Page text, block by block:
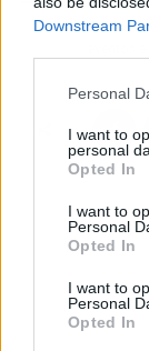
Downstream
Personal
I want to
personal
Opted In
I want to
Personal
Opted In
I want to
Personal
Opted In
largos